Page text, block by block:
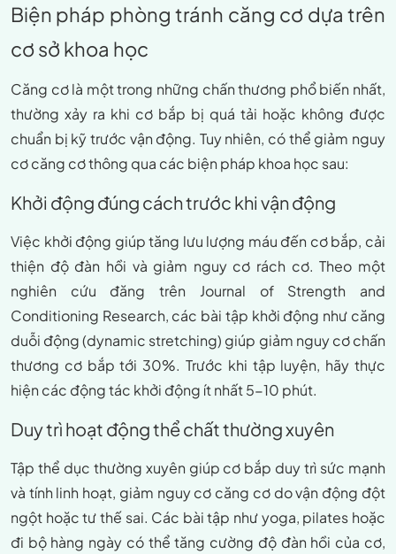
Biện pháp phòng tránh căng cơ dựa trên
cơ sở khoa học
Căng cơ là một trong những chấn thương phổ biến nhất,
thường xảy ra khi cơ bắp bị quá tải hoặc không được
chuẩn bị kỹ trước vận động. Tuy nhiên, có thể giảm nguy
cơ căng cơ thông qua các biện pháp khoa học sau:
Khởi động đúng cách trước khi vận động
Việc khởi động giúp tăng lưu lượng máu đến cơ bắp, cải
thiện độ đàn hồi và giảm nguy cơ rách cơ. Theo một
nghiên cứu đăng trên Journal of Strength and
Conditioning Research, các bài tập khởi động như căng
duỗi động (dynamic stretching) giúp giảm nguy cơ chấn
thương cơ bắp tới 30%. Trước khi tập luyện, hãy thực
hiện các động tác khởi động ít nhất 5-10 phút.
Duy trì hoạt động thể chất thường xuyên
Tập thể dục thường xuyên giúp cơ bắp duy trì sức mạnh
và tính linh hoạt, giảm nguy cơ căng cơ do vận động đột
ngột hoặc tư thế sai. Các bài tập như yoga, pilates hoặc
đi bộ hàng ngày có thể tăng cường độ đàn hồi của cơ,